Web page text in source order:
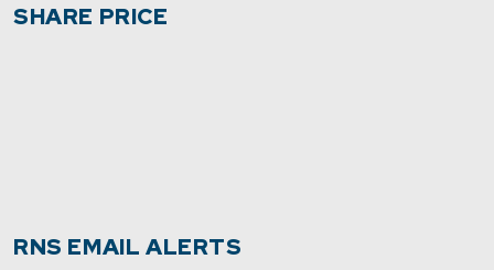
SHARE PRICE
RNS EMAIL ALERTS